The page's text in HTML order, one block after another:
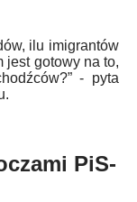
ilu imigrantów
jest gotowy na to,
- pyta
PiS-